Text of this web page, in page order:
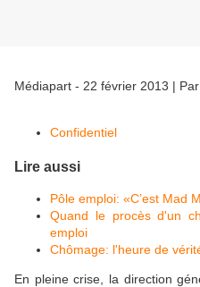
Médiapart - 22 février 2013 | Par
Confidentiel
Lire aussi
Pôle emploi: «C’est Mad
Quand le procès d'un
emploi
Chômage: l'heure de
En pleine crise, la direction